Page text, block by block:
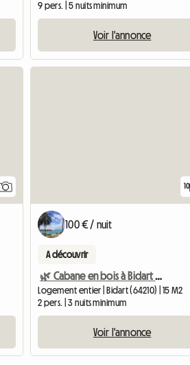
9 pers. | 5 nuits minimum
Voir l'annonce
10
100 € / nuit
A découvrir
🌿 Cabane en bois à Bidart – cocon romantique, terrasse,
Logement entier | Bidart (64210) | 15 M2
2 pers. | 3 nuits minimum
Voir l'annonce